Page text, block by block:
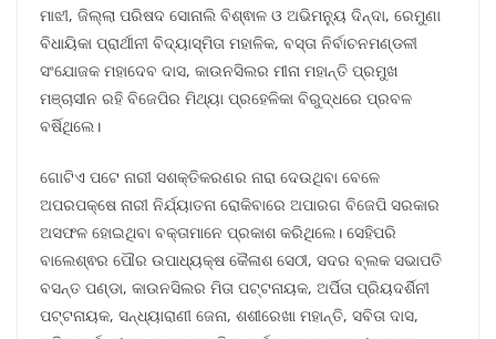
ମାଝୀ, ଜିଲ୍ଲା ପରିଷଦ ସୋନାଲି ବିଶ୍ଵାଳ ଓ ଅଭିମନ୍ୟୁ ଦିନ୍ଦା, ରେମୁଣା
ବିଧାୟିକା ପ୍ରାର୍ଥୀନୀ ବିଦ୍ୟାସ୍ମିତା ମହାଳିକ, ବସ୍ତା ନିର୍ବାଚନମଣ୍ଡଳୀ
ସଂଯୋଜକ ମହାଦେବ ଦାସ, କାଉନସିଲର ମୀନା ମହାନ୍ତି ପ୍ରମୁଖ
ମଞ୍ଚାସୀନ ରହି ବିଜେପିର ମିଥ୍ୟା ପ୍ରହେଳିକା ବିରୁଦ୍ଧରେ ପ୍ରବଳ
ବର୍ଷିଥିଲେ।
ଗୋଟିଏ ପଟେ ନାରୀ ସଶକ୍ତିକରଣର ନାରା ଦେଉଥିବା ବେଳେ
ଅପରପକ୍ଷେ ନାରୀ ନିର୍ଯ୍ୟାତନା ରୋକିବାରେ ଅପାରଗ ବିଜେପି ସରକାର
ଅସଫଳ ହୋଇଥିବା ବକ୍ତାମାନେ ପ୍ରକାଶ କରିଥିଲେ। ସେହିପରି
ବାଲେଶ୍ଵର ପୌର ଉପାଧ୍ୟକ୍ଷ କୈଳାଶ ସେଠୀ, ସଦର ବ୍ଲକ ସଭାପତି
ବସନ୍ତ ପଣ୍ଡା, କାଉନସିଲର ମିତା ପଟ୍ଟନାୟକ, ଅର୍ପିତା ପ୍ରିୟଦର୍ଶିନୀ
ପଟ୍ଟନାୟକ, ସନ୍ଧ୍ୟାରାଣୀ ଜେନା, ଶଶୀରେଖା ମହାନ୍ତି, ସବିତା ଦାସ,